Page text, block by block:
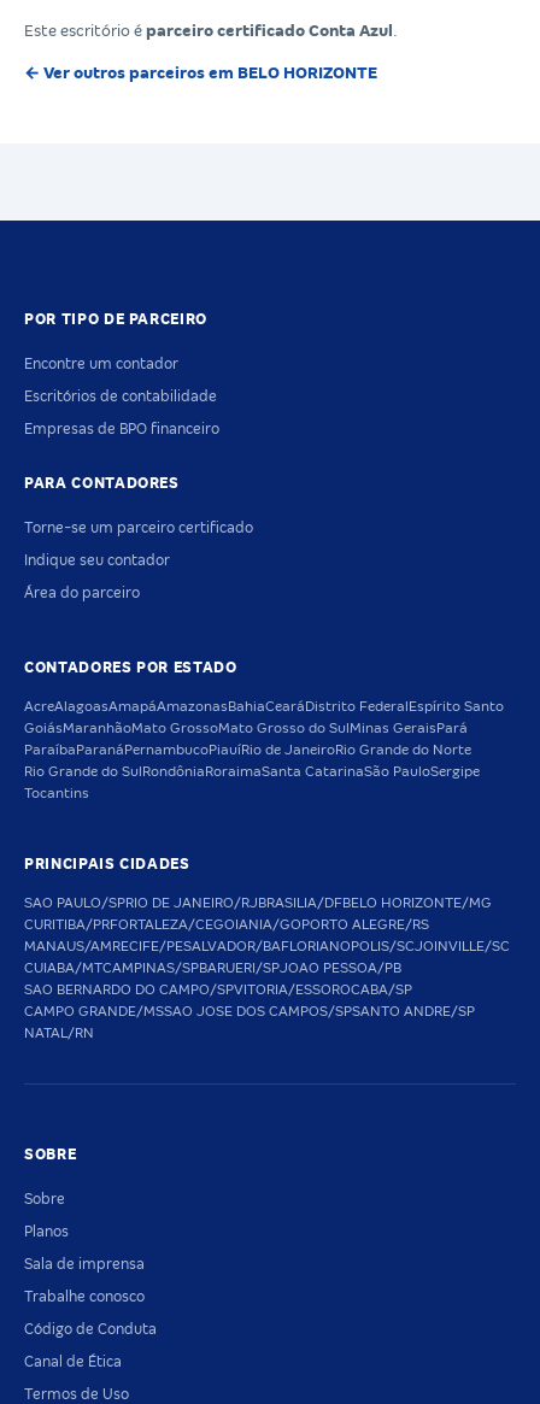
Este escritório é parceiro certificado Conta Azul
← Ver outros parceiros em BELO HORIZONTE
POR TIPO DE PARCEIRO
Encontre um contador
Escritórios de contabilidade
Empresas de BPO financeiro
PARA CONTADORES
Torne-se um parceiro certificado
Indique seu contador
Área do parceiro
CONTADORES POR ESTADO
AcreAlagoasAmapáAmazonas BahiaCeará Distrito Federal Espírito Santo
GoiásMaranhãoMato GrossoMato Grosso do Sul Minas Gerais Pará
Paraíba Paraná PernambucoPiauíRio de JaneiroRio Grande do Norte
Rio Grande do Sul Rondônia RoraimaSanta CatarinaSão PauloSergipe
Tocantins
PRINCIPAIS CIDADES
SAO PAULO/SPRIO DE JANEIRO/RJBRASILIA/DFBELO HORIZONTE/MG
CURITIBA/PRFORTALEZA/CEGOIANIA/GOPORTO ALEGRE/RS
MANAUS/AMRECIFE/PESALVADOR/BAFLORIANOPOLIS/SCJOINVILLE/SC
CUIABA/MTCAMPINAS/SPBARUERI/SPJOAO PESSOA/PB
SAO BERNARDO DO CAMPO/SPVITORIA/ESSOROCABA/SP
CAMPO GRANDE/MSSAO JOSE DOS CAMPOS/SPSANTO ANDRE/SP
NATAL/RN
SOBRE
Sobre
Planos
Sala de imprensa
Trabalhe conosco
Código de Conduta
Canal de Ética
Termos de Uso